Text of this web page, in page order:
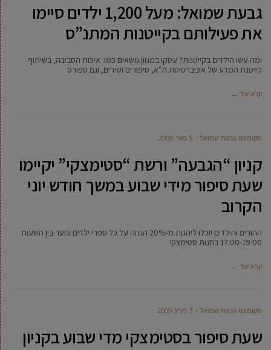
גבעת שמואל: מעל 1,200 ילדים סיימו
את פעילותם בקייטנות המתנ”ס
ומה עשו הילדים בקייטנות? עסקו במגוון נושאים כמו: איכות הסביבה, בשיתוף
קייטנת המדע של אוניברסיטת ת"א, סיפורים ושירים, וגם ספורט
קרא עוד ←
מקומונט גבעת שמואל 5 מאי, 2009
קניון “הגבעה” ורשת “סטימצקי” יקיימו
שעת סיפור מידי שבוע במשך חודש יוני
הקרוב
ההורים והילדים יוכלו ליהנות מ-20% הנחה על כל ספרי ילדים ונוער בין השעות
17:00-19:00 בחנות סטימצקי
קרא עוד ←
מקומונט גבעת שמואל 3 מרץ, 2009
שעת סיפור בסטימצקי מדי שבוע בקניון